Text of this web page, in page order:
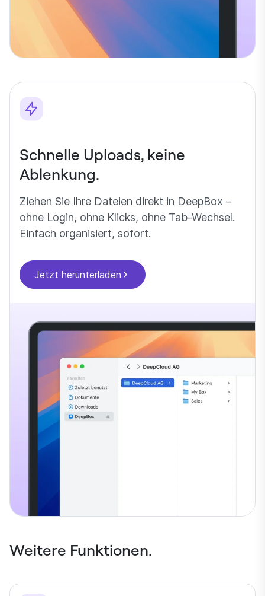
Schnelle Uploads, keine
Ablenkung.
Ziehen Sie Ihre Dateien direkt in DeepBox –
ohne Login, ohne Klicks, ohne Tab-Wechsel.
Einfach organisiert, sofort.
Jetzt herunterladen
Weitere Funktionen.